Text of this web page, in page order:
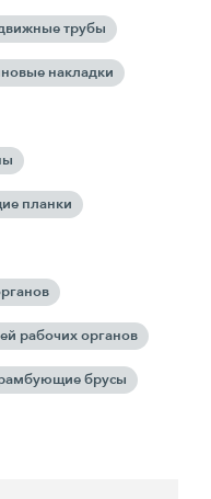
трубы
накладки
планки
рабочих органов
брусы